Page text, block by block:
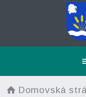
Domovská